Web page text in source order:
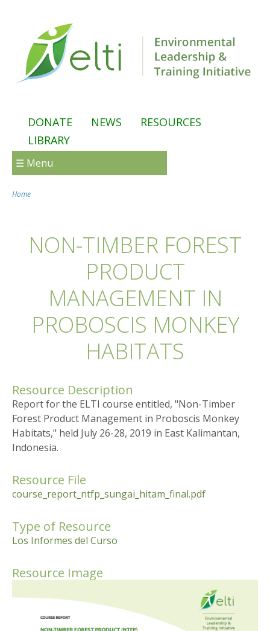
DONATE NEWS
RESOURCES
LIBRARY
☰ Menu
Home
NON-TIMBER FOREST
PRODUCT
MANAGEMENT IN
PROBOSCIS MONKEY
HABITATS
Resource Description
Report for the ELTI course entitled, "Non-Timber
Forest Product Management in Proboscis Monkey
Habitats," held July 26-28, 2019 in East Kalimantan,
Indonesia.
Resource File
course_report_ntfp_sungai_hitam_final.pdf
Type of Resource
Los Informes del Curso
Resource Image